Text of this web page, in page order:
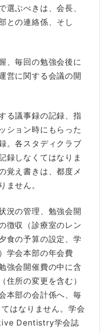
選ぶべきは、会長、
との連絡係、そし
、毎回の勉強会後に
営に関する会議の開
る議事録の記録、指
ション時にもらった
。各スタディクラブ
録しなくてはなりま
覚え書きは、都度メ
ません。
況の管理、勉強会開
徴収（診療室のレン
食の予算の設定、学
学会本部の年会費
強会開催費の中に含
住所の変更を含む）
本部の会計係へ、毎
はなりません。学会
Dentistry学会誌